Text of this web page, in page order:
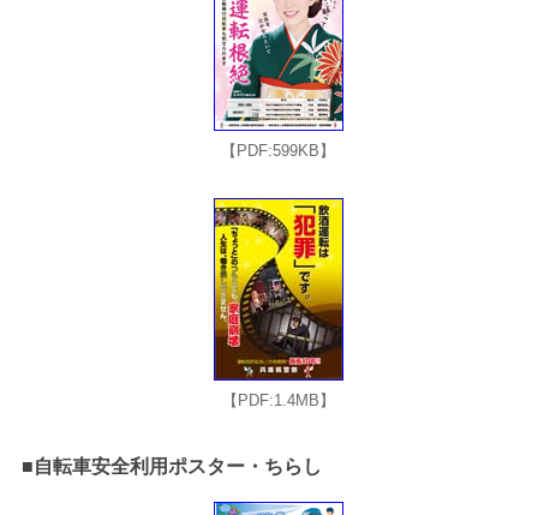
【PDF:599KB】
【PDF:1.4MB】
■自転車安全利用ポスター・ちらし